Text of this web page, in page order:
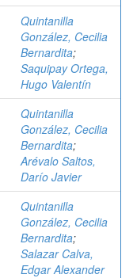
Quintanilla
González, Cecilia
Bernardita;
Saquipay Ortega,
Hugo Valentín
Quintanilla
González, Cecilia
Bernardita;
Arévalo Saltos,
Darío Javier
Quintanilla
González, Cecilia
Bernardita;
Salazar Calva,
Edgar Alexander